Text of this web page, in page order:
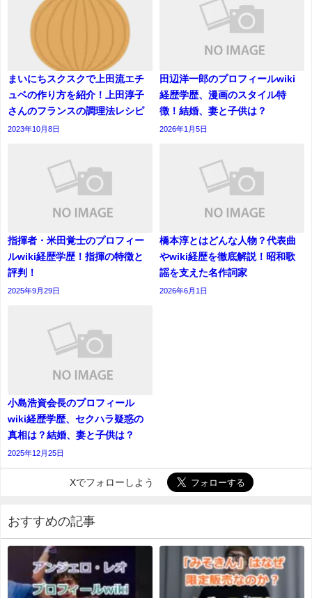
まいにちスクスクで上田流エチ
ュベの作り方を紹介！上田淳子
さんのフランスの調理法レシピ
2023年10月8日
田辺洋一郎のプロフィールwiki
経歴学歴、漫画のスタイル特
徴！結婚、妻と子供は？
2026年1月5日
指揮者・米田覚士のプロフィー
ルwiki経歴学歴！指揮の特徴と
評判！
2025年9月29日
橋本淳とはどんな人物？代表曲
やwiki経歴を徹底解説！昭和歌
謡を支えた名作詞家
2026年6月1日
小島浩資会長のプロフィール
wiki経歴学歴、セクハラ疑惑の
真相は？結婚、妻と子供は？
2025年12月25日
Xでフォローしよう
おすすめの記事